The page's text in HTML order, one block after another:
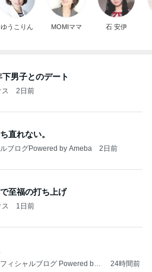
ゆうこりん MOMIママ 石 安伊
男子とのデート
2日前
直れない。
ブログPowered by Ameba 2日前
至福の打ち上げ
1日前
ィシャルブログ Powered by
24時間前